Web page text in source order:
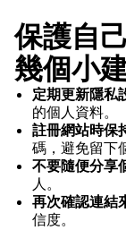
保護自
幾個小
定期更新隱私
的個人資料。
註冊網站時保
碼，避免留下
不要隨便分享
人。
再次確認連結
信度。